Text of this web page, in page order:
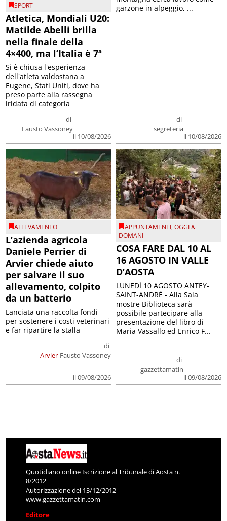
SPORT
Atletica, Mondiali U20:
Matilde Abelli brilla
nella finale della
4×400, ma l’Italia è 7ª
di
Fausto Vassoney
il 10/08/2026
Si è chiusa l'esperienza
dell'atleta valdostana a
Eugene, Stati Uniti, dove ha
preso parte alla rassegna
iridata di categoria
di
segreteria
il 10/08/2026
garzone in alpeggio, ...
ALLEVAMENTO
L’azienda agricola
Daniele Perrier di
Arvier chiede aiuto
per salvare il suo
allevamento, colpito
da un batterio
Arvier
di
Fausto Vassoney
il 09/08/2026
Lanciata una raccolta fondi
per sostenere i costi veterinari
e far ripartire la stalla
APPUNTAMENTI,OGGI &
DOMANI
COSA FARE DAL 10 AL
16 AGOSTO IN VALLE
D’AOSTA
di
gazzettamatin
il 09/08/2026
LUNEDÌ 10 AGOSTO ANTEY-
SAINT-ANDRÉ - Alla Sala
mostre Biblioteca sarà
possibile partecipare alla
presentazione del libro di
Maria Vassallo ed Enrico F...
Quotidiano online Iscrizione al Tribunale di Aosta n.
8/2012
Autorizzazione del 13/12/2012
www.gazzettamatin.com
Editore